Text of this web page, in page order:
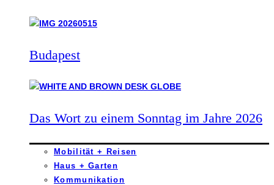
Budapest
Das Wort zu einem Sonntag im Jahre 2026
Mobilität + Reisen
Haus + Garten
Kommunikation